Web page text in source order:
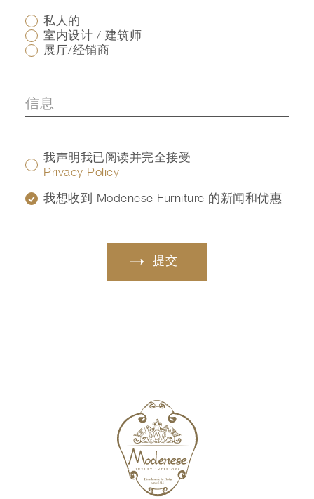
私人的
室内设计 / 建筑师
展厅/经销商
我声明我已阅读并完全接受
Privacy Policy
我想收到 Modenese Furniture 的新闻和优惠
提交